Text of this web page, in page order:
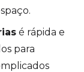
é rápida e
para